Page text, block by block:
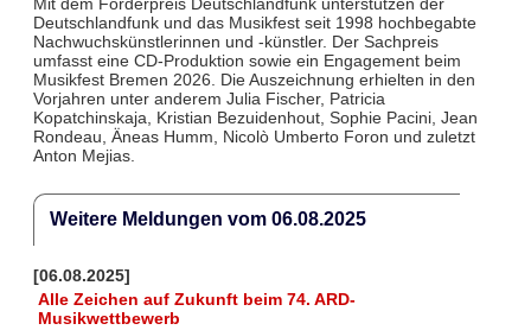
Deutschlandfunk und das Musikfest seit 1998 hochbegabte
Nachwuchskünstlerinnen und -künstler. Der Sachpreis
umfasst eine CD-Produktion sowie ein Engagement beim
Musikfest Bremen 2026. Die Auszeichnung erhielten in den
Vorjahren unter anderem Julia Fischer, Patricia
Kopatchinskaja, Kristian Bezuidenhout, Sophie Pacini, Jean
Rondeau, Äneas Humm, Nicolò Umberto Foron und zuletzt
Anton Mejias.
Weitere Meldungen vom 06.08.2025
[06.08.2025]
Alle Zeichen auf Zukunft beim 74. ARD-
Musikwettbewerb